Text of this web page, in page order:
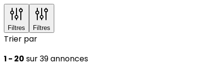
Filtres Filtres
Trier par
1 - 20 sur 39 annonces